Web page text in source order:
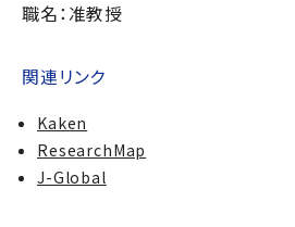
職名：准教授
関連リンク
Kaken
ResearchMap
J-Global